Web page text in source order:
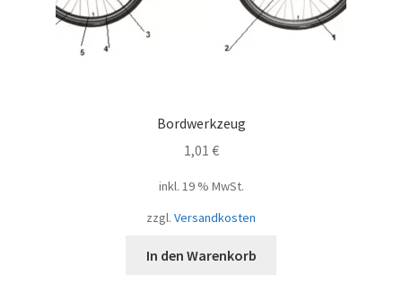
Bordwerkzeug
1,01 €
inkl. 19 % MwSt.
zzgl. Versandkosten
In den Warenkorb